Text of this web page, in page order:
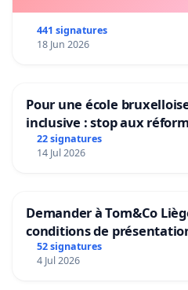
441 signatures
18 Jun 2026
Pour une école
inclusive : stop aux
primaire
22 signatures
14 Jul 2026
Demander à Tom&Co
conditions de
mettre fin à la vente
52 signatures
4 Jul 2026